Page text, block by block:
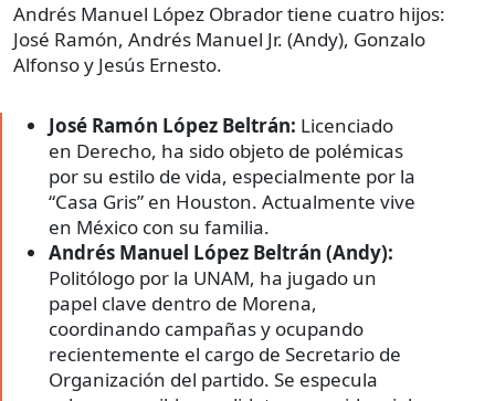
Andrés Manuel López Obrador tiene cuatro hijos:
José Ramón, Andrés Manuel Jr. (Andy), Gonzalo
Alfonso y Jesús Ernesto.
José Ramón López Beltrán: Licenciado
en Derecho, ha sido objeto de polémicas
por su estilo de vida, especialmente por la
“Casa Gris” en Houston. Actualmente vive
en México con su familia.
Andrés Manuel López Beltrán (Andy):
Politólogo por la UNAM, ha jugado un
papel clave dentro de Morena,
coordinando campañas y ocupando
recientemente el cargo de Secretario de
Organización del partido. Se especula